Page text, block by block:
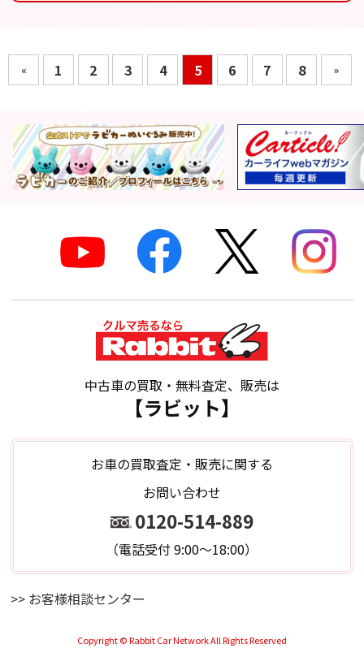
« 1 2 3 4 5 6 7 8 »
中古車の買取・無料査定、販売は
【ラビット】
お車の買取査定・販売に関する
お問い合わせ
0120-514-889
（電話受付 9:00～18:00）
>> お客様相談センター
Copyright © Rabbit Car Network All Rights Reserved